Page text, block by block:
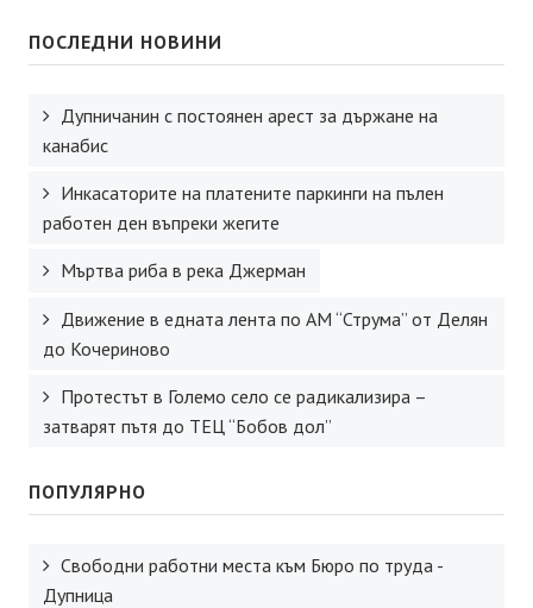
ПОСЛЕДНИ НОВИНИ
Дупничанин с постоянен арест за държане на
канабис
Инкасаторите на платените паркинги на пълен
работен ден въпреки жегите
Мъртва риба в река Джерман
Движение в едната лента по АМ “Струма” от Делян
до Кочериново
Протестът в Големо село се радикализира –
затварят пътя до ТЕЦ “Бобов дол”
ПОПУЛЯРНО
Свободни работни места към Бюро по труда -
Дупница